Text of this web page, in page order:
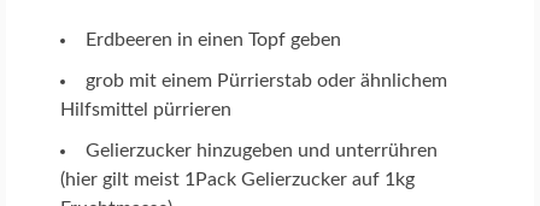
Erdbeeren in einen Topf geben
grob mit einem Pürrierstab oder ähnlichem
Hilfsmittel pürrieren
Gelierzucker hinzugeben und unterrühren
(hier gilt meist 1Pack Gelierzucker auf 1kg